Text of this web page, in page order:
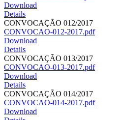
Download
Details
CONVOCAÇÃO 012/2017
CONVOCAO-012-2017.pdf
Download
Details
CONVOCAÇÃO 013/2017
CONVOCAO-013-2017.pdf
Download
Details
CONVOCAÇÃO 014/2017
CONVOCAO-014-2017.pdf
Download